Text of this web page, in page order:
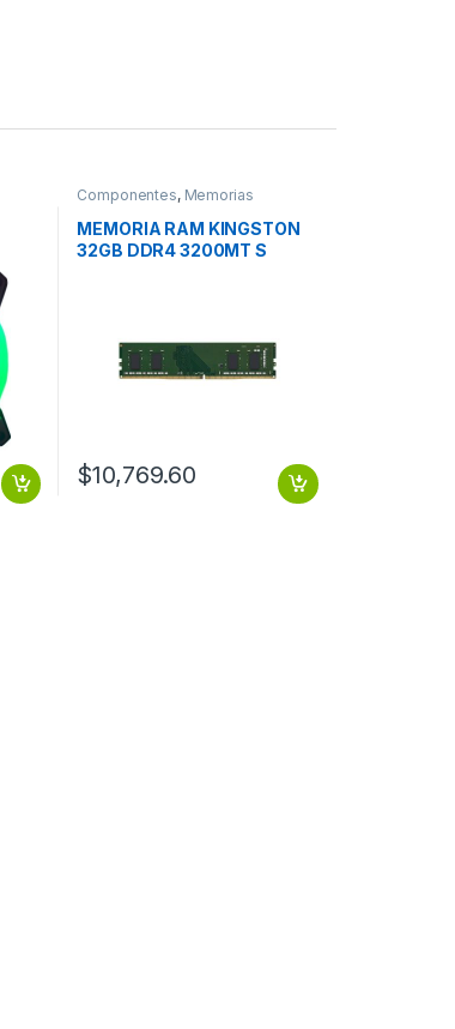
Componentes, Memorias
MEMORIA RAM KINGSTON
32GB DDR4 3200MT S
$10,769.60